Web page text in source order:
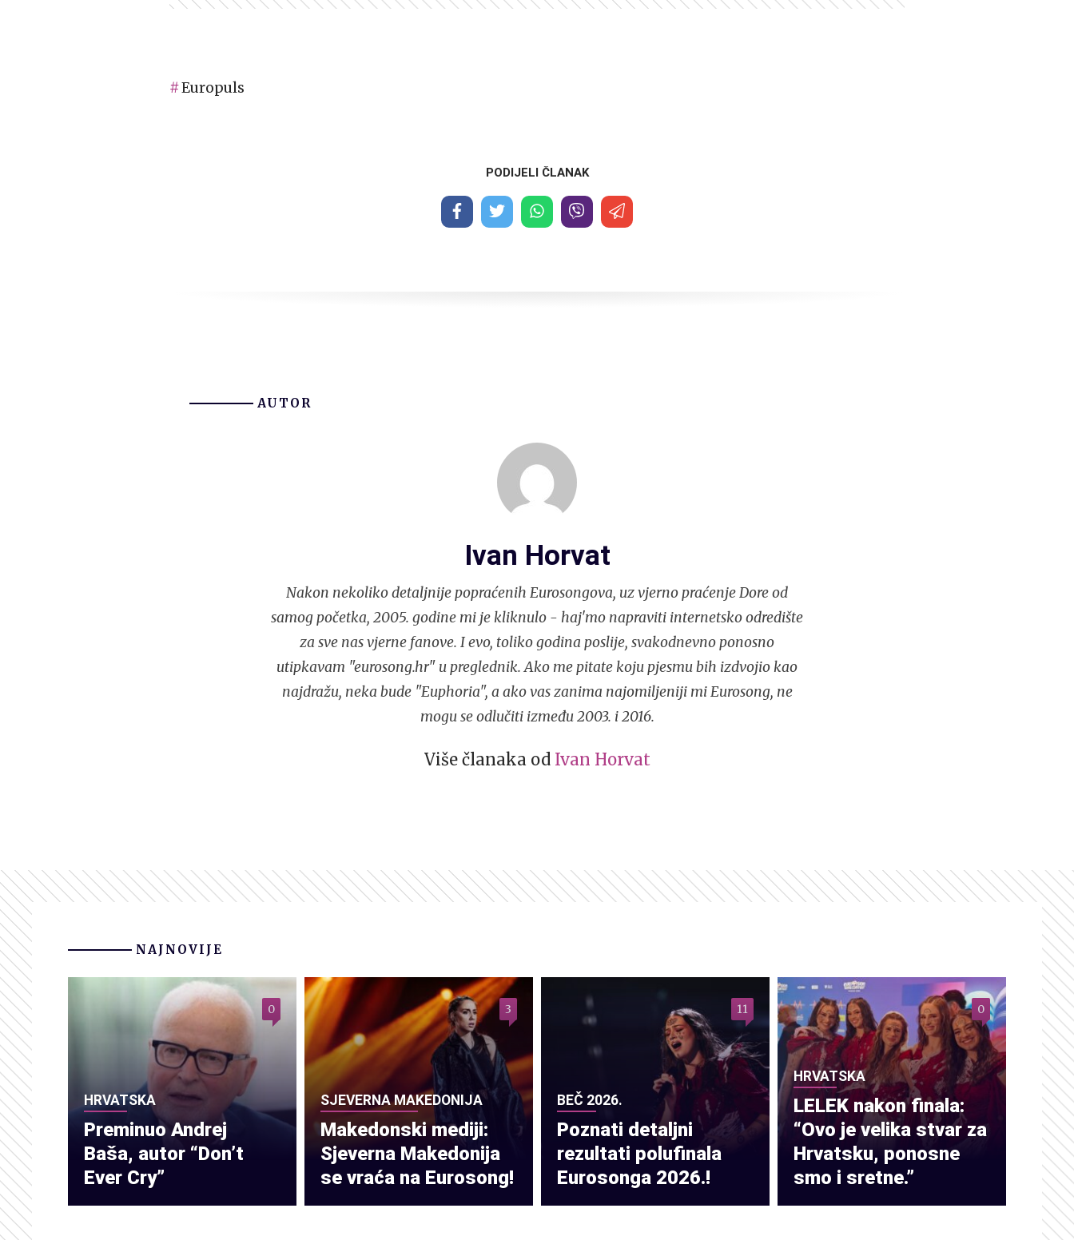
Europuls
PODIJELI ČLANAK
AUTOR
Ivan Horvat
Nakon nekoliko detaljnije popraćenih Eurosongova, uz vjerno praćenje Dore od
samog početka, 2005. godine mi je kliknulo - haj'mo napraviti internetsko odredište
za sve nas vjerne fanove. I evo, toliko godina poslije, svakodnevno ponosno
utipkavam "eurosong.hr" u preglednik. Ako me pitate koju pjesmu bih izdvojio kao
najdražu, neka bude "Euphoria", a ako vas zanima najomiljeniji mi Eurosong, ne
mogu se odlučiti između 2003. i 2016.
Više članaka od Ivan Horvat
NAJNOVIJE
HRVATSKA
Preminuo Andrej
Baša, autor “Don’t
Ever Cry”
0
SJEVERNA MAKEDONIJA
Makedonski mediji:
Sjeverna Makedonija
se vraća na Eurosong!
3
BEČ 2026.
Poznati detaljni
rezultati polufinala
Eurosonga 2026.!
11
HRVATSKA
LELEK nakon finala:
“Ovo je velika stvar za
Hrvatsku, ponosne
smo i sretne.”
0